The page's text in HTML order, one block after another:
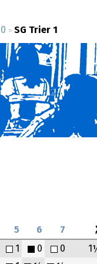
> SG Trier 1
5 6 7
1 0 0